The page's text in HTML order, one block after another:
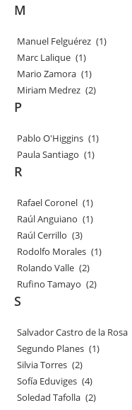
M
Manuel Felguérez (1)
Marc Lalique (1)
Mario Zamora (1)
Miriam Medrez (2)
P
Pablo O'Higgins (1)
Paula Santiago (1)
R
Rafael Coronel (1)
Raúl Anguiano (1)
Raúl Cerrillo (3)
Rodolfo Morales (1)
Rolando Valle (2)
Rufino Tamayo (2)
S
Salvador Castro de la Rosa
Segundo Planes (1)
Silvia Torres (2)
Sofía Eduviges (4)
Soledad Tafolla (2)